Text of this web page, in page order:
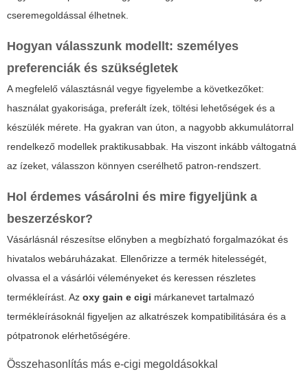
cseremegoldással élhetnek.
Hogyan válasszunk modellt: személyes
preferenciák és szükségletek
A megfelelő választásnál vegye figyelembe a következőket:
használat gyakorisága, preferált ízek, töltési lehetőségek és a
készülék mérete. Ha gyakran van úton, a nagyobb akkumulátorral
rendelkező modellek praktikusabbak. Ha viszont inkább váltogatná
az ízeket, válasszon könnyen cserélhető patron-rendszert.
Hol érdemes vásárolni és mire figyeljünk a
beszerzéskor?
Vásárlásnál részesítse előnyben a megbízható forgalmazókat és
hivatalos webáruházakat. Ellenőrizze a termék hitelességét,
olvassa el a vásárlói véleményeket és keressen részletes
termékleírást. Az oxy gain e cigi márkanevet tartalmazó
termékleírásoknál figyeljen az alkatrészek kompatibilitására és a
pótpatronok elérhetőségére.
Összehasonlítás más e-cigi megoldásokkal